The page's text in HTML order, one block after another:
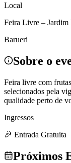
Local
Feira Livre – Jardim
Barueri
Sobre o
Feira livre com
selecionados pela
qualidade perto de
Ingressos
🎉 Entrada Gratuita
Próximos